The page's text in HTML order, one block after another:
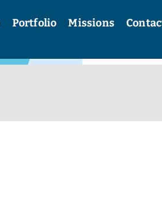
Portfolio Missions